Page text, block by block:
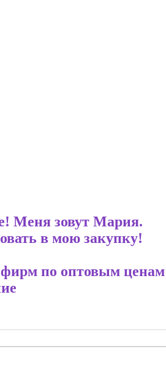
Меня зовут Мария.
в мою закупку!
фирм по оптовым